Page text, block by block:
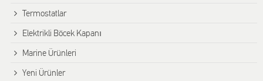
Termostatlar
Elektrikli Böcek Kapanı
Marine Ürünleri
Yeni Ürünler